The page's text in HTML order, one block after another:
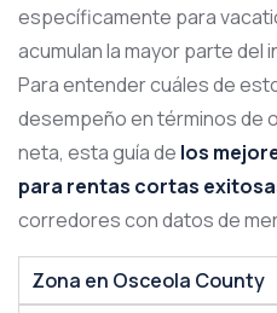
específicamente para
acumulan la mayor parte del
Para entender cuáles de
desempeño en términos de
neta, esta guía de los
para rentas cortas
corredores con datos de
Zona en Osceola County